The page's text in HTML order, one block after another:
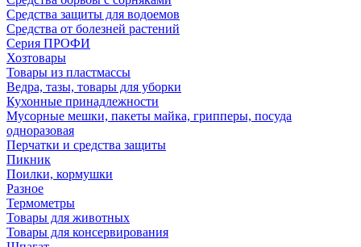
Средства защиты для водоемов
Средства от болезней растений
Серия ПРОФИ
Хозтовары
Товары из пластмассы
Ведра, тазы, товары для уборки
Кухонные принадлежности
Мусорные мешки, пакеты майка, грипперы, посуда
одноразовая
Перчатки и средства защиты
Пикник
Поилки, кормушки
Разное
Термометры
Товары для животных
Товары для консервирования